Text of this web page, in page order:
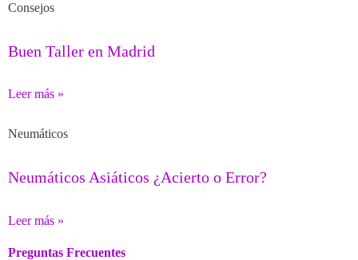
Consejos
Buen Taller en Madrid
Leer más »
Neumáticos
Neumáticos Asiáticos ¿Acierto o Error?
Leer más »
Preguntas Frecuentes